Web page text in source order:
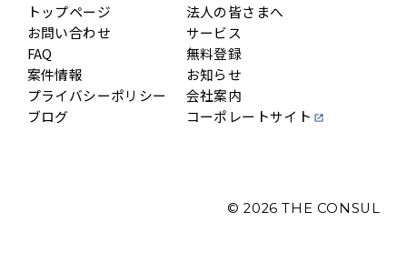
トップページ
法人の皆さまへ
お問い合わせ
サービス
FAQ
無料登録
案件情報
お知らせ
プライバシーポリシー
会社案内
ブログ
コーポレートサイト
© 2026THE CONSUL